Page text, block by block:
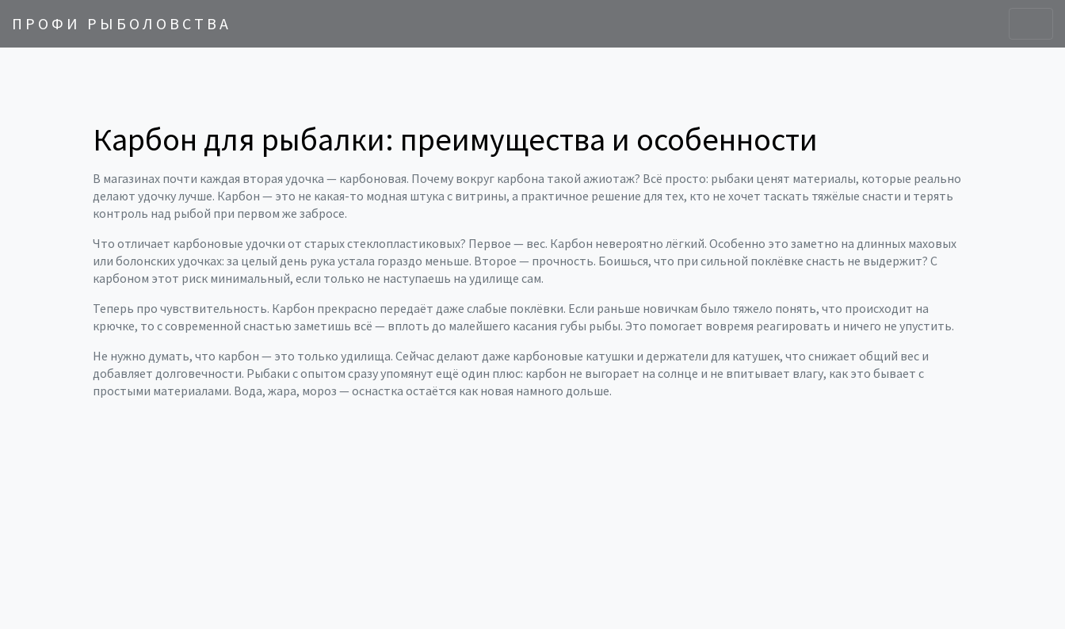
ПРОФИ РЫБОЛОВСТВА
Карбон для рыбалки: преимущества и особенности
В магазинах почти каждая вторая удочка — карбоновая. Почему вокруг карбона такой ажиотаж? Всё просто: рыбаки ценят материалы, которые реально
делают удочку лучше. Карбон — это не какая-то модная штука с витрины, а практичное решение для тех, кто не хочет таскать тяжёлые снасти и терять
контроль над рыбой при первом же забросе.
Что отличает карбоновые удочки от старых стеклопластиковых? Первое — вес. Карбон невероятно лёгкий. Особенно это заметно на длинных маховых
или болонских удочках: за целый день рука устала гораздо меньше. Второе — прочность. Боишься, что при сильной поклёвке снасть не выдержит? С
карбоном этот риск минимальный, если только не наступаешь на удилище сам.
Теперь про чувствительность. Карбон прекрасно передаёт даже слабые поклёвки. Если раньше новичкам было тяжело понять, что происходит на
крючке, то с современной снастью заметишь всё — вплоть до малейшего касания губы рыбы. Это помогает вовремя реагировать и ничего не упустить.
Не нужно думать, что карбон — это только удилища. Сейчас делают даже карбоновые катушки и держатели для катушек, что снижает общий вес и
добавляет долговечности. Рыбаки с опытом сразу упомянут ещё один плюс: карбон не выгорает на солнце и не впитывает влагу, как это бывает с
простыми материалами. Вода, жара, мороз — оснастка остаётся как новая намного дольше.